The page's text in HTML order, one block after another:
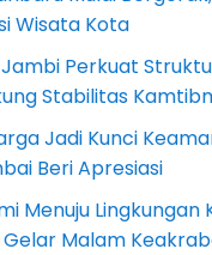
Wisata Kota
Perkuat
Stabilitas
Jadi Kunci
Beri Apresiasi
Menuju Lingkungan
Malam